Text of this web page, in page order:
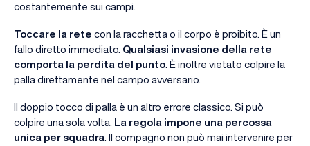
costantemente sui campi.
Toccare la rete con la racchetta o il corpo è proibito. È un
fallo diretto immediato. Qualsiasi invasione della rete
comporta la perdita del punto . È inoltre vietato colpire la
palla direttamente nel campo avversario.
Il doppio tocco di palla è un altro errore classico. Si può
colpire una sola volta. La regola impone una percossa
unica per squadra . Il compagno non può mai intervenire per